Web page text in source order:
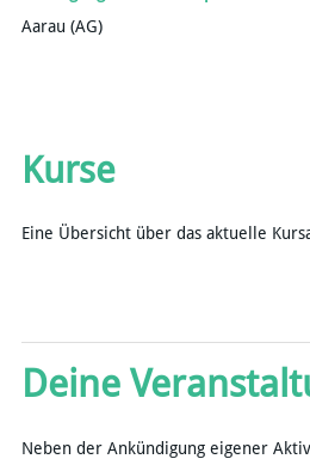
Aarau (AG)
Kurse
Eine Übersicht über das aktuelle
Deine
Neben der Ankündigung eigener